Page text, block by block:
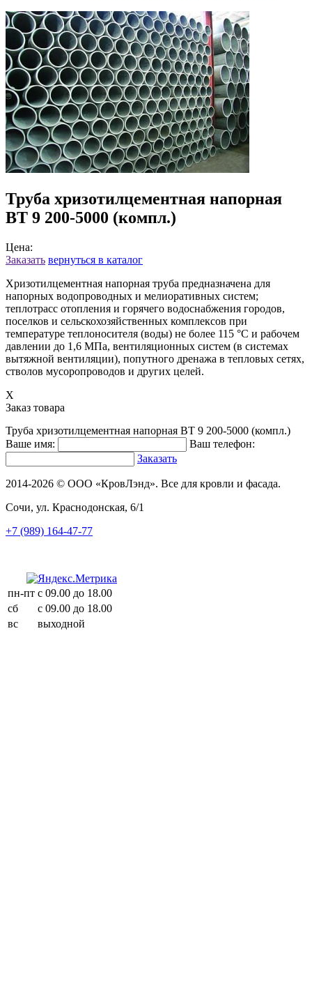
Труба хризотилцементная напорная
ВТ 9 200-5000 (компл.)
Цена:
Заказать вернуться в каталог
Хризотилцементная напорная труба предназначена для
напорных водопроводных и мелиоративных систем;
теплотрасс отопления и горячего водоснабжения городов,
поселков и сельскохозяйственных комплексов при
температуре теплоносителя (воды) не более 115 °С и рабочем
давлении до 1,6 МПа, вентиляционных систем (в системах
вытяжной вентиляции), попутного дренажа в тепловых сетях,
стволов мусоропроводов и других целей.
X
Заказ товара
Труба хризотилцементная напорная ВТ 9 200-5000 (компл.)
Ваше имя:
Ваш телефон:
Заказать
2014-2026 © ООО «КровЛэнд». Все для кровли и фасада.
Сочи, ул. Краснодонская, 6/1
+7 (989) 164-47-77
пн-пт с 09.00 до 18.00
сб
с 09.00 до 18.00
вс
выходной